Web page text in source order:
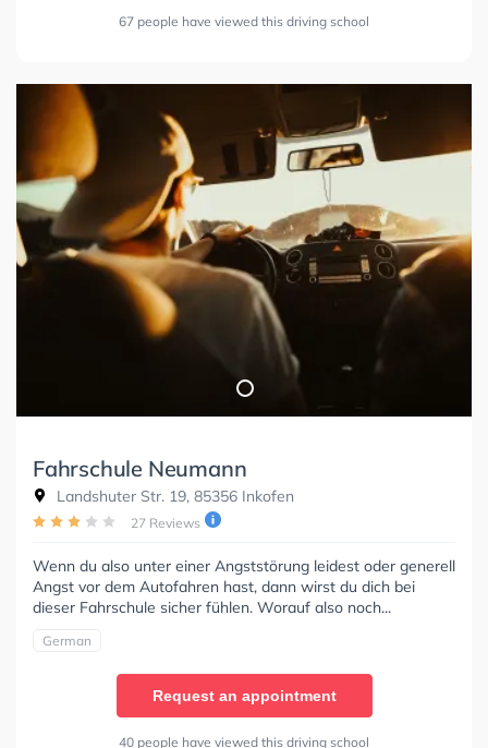
67 people have viewed this driving school
Fahrschule Neumann
Landshuter Str. 19, 85356 Inkofen
27 Reviews
Wenn du also unter einer Angststörung leidest oder generell
Angst vor dem Autofahren hast, dann wirst du dich bei
dieser Fahrschule sicher fühlen. Worauf also noch...
German
Request an appointment
40 people have viewed this driving school